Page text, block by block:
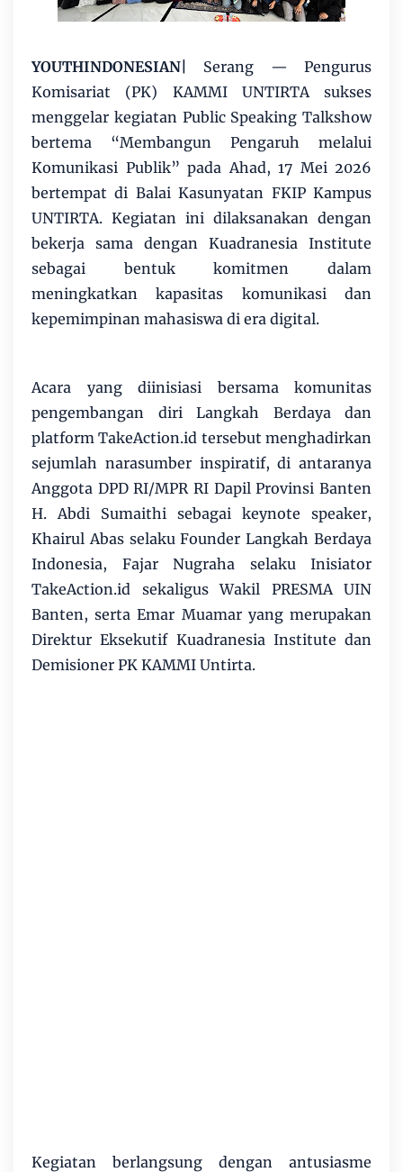
YOUTHINDONESIAN|
Serang — Pengurus
Komisariat (PK) KAMMI UNTIRTA sukses
menggelar kegiatan Public Speaking Talkshow
bertema “Membangun Pengaruh melalui
Komunikasi Publik” pada Ahad, 17 Mei 2026
bertempat di Balai Kasunyatan FKIP Kampus
UNTIRTA. Kegiatan ini dilaksanakan dengan
bekerja sama dengan Kuadranesia Institute
sebagai bentuk komitmen dalam
meningkatkan kapasitas komunikasi dan
kepemimpinan mahasiswa di era digital.
Acara yang diinisiasi bersama komunitas
pengembangan diri Langkah Berdaya dan
platform TakeAction.id tersebut menghadirkan
sejumlah narasumber inspiratif, di antaranya
Anggota DPD RI/MPR RI Dapil Provinsi Banten
H. Abdi Sumaithi sebagai keynote speaker,
Khairul Abas selaku Founder Langkah Berdaya
Indonesia, Fajar Nugraha selaku Inisiator
TakeAction.id sekaligus Wakil PRESMA UIN
Banten, serta Emar Muamar yang merupakan
Direktur Eksekutif Kuadranesia Institute dan
Demisioner PK KAMMI Untirta.
Kegiatan berlangsung dengan antusiasme